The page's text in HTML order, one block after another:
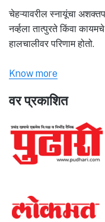
चेहऱ्यावरील स्नायूंचा
नर्व्हला तात्पुरते किंवा
हालचालीवर परिणाम होतो.
Know more
वर प्रकाशित